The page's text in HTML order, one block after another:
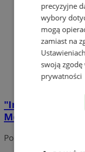
"Inspirujące
Mediatece.
Portal należy do sieci
precyzyjne
wybory
mogą
zamiast na
swoją zgodę
prywatności